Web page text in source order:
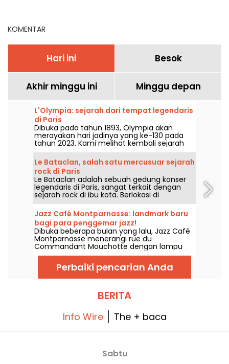
KOMENTAR
Hari ini Besok
Akhir minggu ini Minggu depan
L'Olympia: sejarah dari tempat legendaris
di Paris
Dibuka pada tahun 1893, Olympia akan
merayakan hari jadinya yang ke-130 pada
tahun 2023. Kami melihat kembali sejarah
tempat konser dan hiburan legendaris di
Paris ini, yang telah menjadi saksi dari orang-
orang seperti Edith Piaf, Jacques Brel,
Barbara dan Johnny Hallyday, serta Billie
Holiday, The Beatles, dan The Rolling Stones.
Le Bataclan, salah satu mercusuar sejarah
rock di Paris
Le Bataclan adalah sebuah gedung konser
legendaris di Paris, sangat terkait dengan
sejarah rock di ibu kota. Berlokasi di
arrondissement ke-11 yang sangat hidup, ia
tetap menjadi ikon utama bagi kancah
musik Paris.
Jazz Café Montparnasse: landmark baru
bagi para penggemar jazz!
Dibuka beberapa bulan yang lalu, Jazz Café
Montparnasse menerangi rue du
Commandant Mouchotte dengan lampu
neon berwarna merah terang. Di dalam, jazz
dan makanan enak menanti Anda....
Perbaiki pencarian Anda
BERITA
Info Wire The + baca
Sabtu